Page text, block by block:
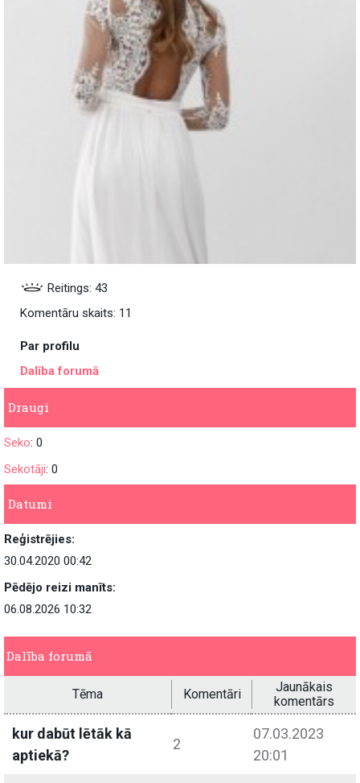
Reitings: 43
Komentāru skaits: 11
Par profilu
Dalība forumā
Draugi
Seko: 0
Sekotāji: 0
Datumi
Reģistrējies:
30.04.2020 00:42
Pēdējo reizi manīts:
06.08.2026 10:32
Dalība forumā
Tēma Komentāri
Jaunākais
komentārs
kur dabūt lētāk kā
aptiekā?
2
07.03.2023
20:01